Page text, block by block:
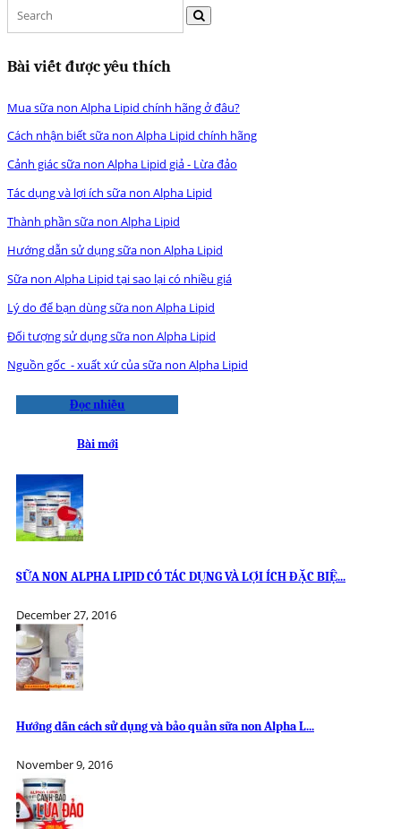
Bài viết được yêu thích
Mua sữa non Alpha Lipid chính hãng ở đâu?
Cách nhận biết sữa non Alpha Lipid chính hãng
Cảnh giác sữa non Alpha Lipid giả - Lừa đảo
Tác dụng và lợi ích sữa non Alpha Lipid
Thành phần sữa non Alpha Lipid
Hướng dẫn sử dụng sữa non Alpha Lipid
Sữa non Alpha Lipid tại sao lại có nhiều giá
Lý do để bạn dùng sữa non Alpha Lipid
Đối tượng sử dụng sữa non Alpha Lipid
Nguồn gốc - xuất xứ của sữa non Alpha Lipid
Đọc nhiều
Bài mới
SỮA NON ALPHA LIPID CÓ TÁC DỤNG VÀ LỢI ÍCH ĐẶC BIỆ...
December 27, 2016
Hướng dẫn cách sử dụng và bảo quản sữa non Alpha L...
November 9, 2016